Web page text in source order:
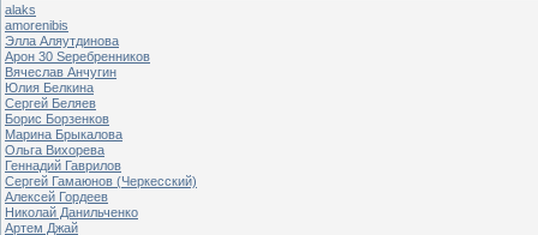
alaks
amorenibis
Элла Аляутдинова
Арон 30 Sеребренников
Вячеслав Анчугин
Юлия Белкина
Сергей Беляев
Борис Борзенков
Марина Брыкалова
Ольга Вихорева
Геннадий Гаврилов
Сергей Гамаюнов (Черкесский)
Алексей Гордеев
Николай Данильченко
Артем Джай